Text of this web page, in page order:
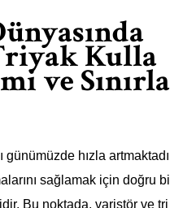
Kulla
ve Sınırla
günümüzde hızla artmaktadı
sağlamak için doğru bi
Bu noktada, varistör ve tri